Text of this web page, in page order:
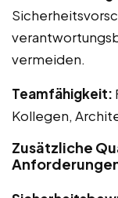
vermeiden.
Teamfähigkeit:
Kollegen,
Zusätzliche